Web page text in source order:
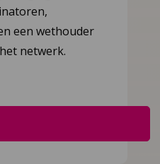
een wethouder
netwerk.